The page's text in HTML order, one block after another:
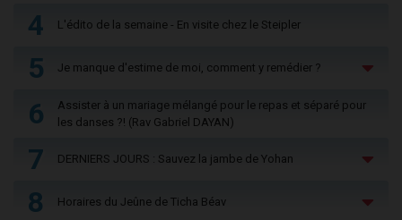
4 L'édito de la semaine - En visite chez le Steipler
5 Je manque d'estime de moi, comment y remédier ?
6
Assister à un mariage mélangé pour le repas et séparé pour
les danses ?! (Rav Gabriel DAYAN)
7 DERNIERS JOURS : Sauvez la jambe de Yohan
8 Horaires du Jeûne de Ticha Béav